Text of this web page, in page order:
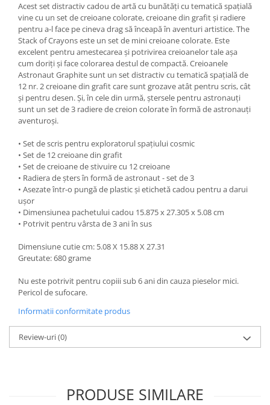
Acest set distractiv cadou de artă cu bunătăți cu tematică spațială
vine cu un set de creioane colorate, creioane din grafit și radiere
pentru a-l face pe cineva drag să înceapă în aventuri artistice. The
Stack of Crayons este un set de mini creioane colorate. Este
excelent pentru amestecarea și potrivirea creioanelor tale așa
cum doriți și face colorarea destul de compactă. Creioanele
Astronaut Graphite sunt un set distractiv cu tematică spațială de
12 nr. 2 creioane din grafit care sunt grozave atât pentru scris, cât
și pentru desen. Și, în cele din urmă, ștersele pentru astronauți
sunt un set de 3 radiere de creion colorate în formă de astronauți
aventuroși.
• Set de scris pentru exploratorul spațiului cosmic
• Set de 12 creioane din grafit
• Set de creioane de stivuire cu 12 creioane
• Radiera de șters în formă de astronaut - set de 3
• Asezate într-o pungă de plastic și etichetă cadou pentru a darui
ușor
• Dimensiunea pachetului cadou 15.875 x 27.305 x 5.08 cm
• Potrivit pentru vârsta de 3 ani în sus
Dimensiune cutie cm: 5.08 X 15.88 X 27.31
Greutate: 680 grame
Nu este potrivit pentru copiii sub 6 ani din cauza pieselor mici.
Pericol de sufocare.
Informatii conformitate produs
Review-uri(0)
PRODUSE SIMILARE